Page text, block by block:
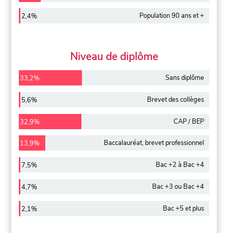
2,4% Population 90 ans et +
Niveau de diplôme
33,2% Sans diplôme
5,6% Brevet des collèges
32,9% CAP / BEP
13,9% Baccalauréat, brevet professionnel
7,5% Bac +2 à Bac +4
4,7% Bac +3 ou Bac +4
2,1% Bac +5 et plus